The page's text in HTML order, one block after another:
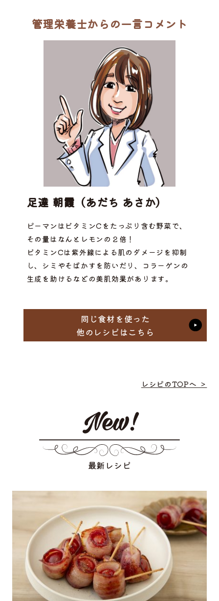
管理栄養士からの一言コメント
足達 朝霞（あだち あさか）
ピーマンはビタミンCをたっぷり含む野菜で、
その量はなんとレモンの２倍！
ビタミンCは紫外線による肌のダメージを抑制
し、シミやそばかすを防いだり、コラーゲンの
生成を助けるなどの美肌効果があります。
同じ食材を使った
他のレシピはこちら
レシピのTOPへ ＞
最新レシピ